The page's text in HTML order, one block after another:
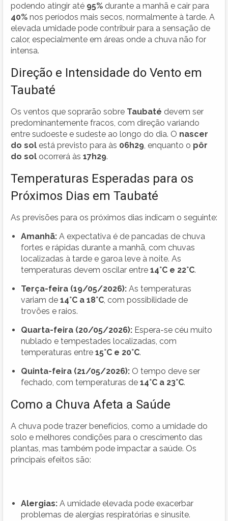
podendo atingir até 95% durante a manhã e cair para
40% nos períodos mais secos, normalmente à tarde. A
elevada umidade pode contribuir para a sensação de
calor, especialmente em áreas onde a chuva não for
intensa.
Direção e Intensidade do Vento em
Taubaté
Os ventos que soprarão sobre Taubaté devem ser
predominantemente fracos, com direção variando
entre sudoeste e sudeste ao longo do dia. O nascer
do sol está previsto para às 06h29 , enquanto o pôr
do sol ocorrerá às 17h29.
Temperaturas Esperadas para os
Próximos Dias em Taubaté
As previsões para os próximos dias indicam o seguinte:
Amanhã: A expectativa é de pancadas de chuva
fortes e rápidas durante a manhã, com chuvas
localizadas à tarde e garoa leve à noite. As
temperaturas devem oscilar entre 14°C e 22°C.
Terça-feira (19/05/2026): As temperaturas
variam de 14°C a 18°C , com possibilidade de
trovões e raios.
Quarta-feira (20/05/2026): Espera-se céu muito
nublado e tempestades localizadas, com
temperaturas entre 15°C e 20°C.
Quinta-feira (21/05/2026): O tempo deve ser
fechado, com temperaturas de 14°C a 23°C.
Como a Chuva Afeta a Saúde
A chuva pode trazer benefícios, como a umidade do
solo e melhores condições para o crescimento das
plantas, mas também pode impactar a saúde. Os
principais efeitos são:
Alergias: A umidade elevada pode exacerbar
problemas de alergias respiratórias e sinusite.